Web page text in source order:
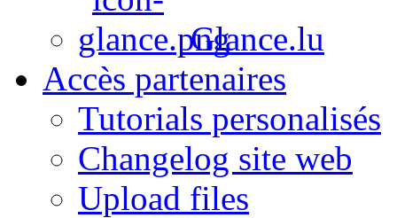
Glance.lu
Accès partenaires
Tutorials personalisés
Changelog site web
Upload files